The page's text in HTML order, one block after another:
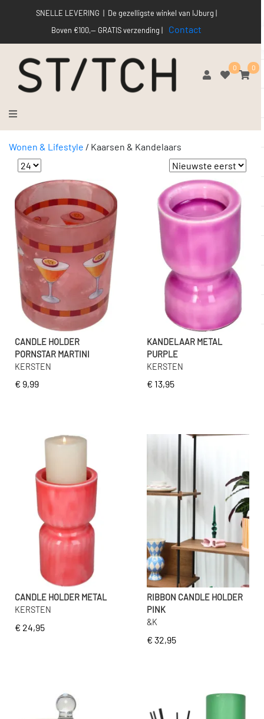
SNELLE LEVERING | De gezelligste winkel van IJburg |
Boven €100,-- GRATIS verzending |
Contact
0 0
Wonen & Lifestyle / Kaarsen & Kandelaars
CANDLE HOLDER
PORNSTAR MARTINI
KERSTEN
€ 9,99
KANDELAAR METAL
PURPLE
KERSTEN
€ 13,95
CANDLE HOLDER METAL
KERSTEN
€ 24,95
RIBBON CANDLE HOLDER
PINK
&K
€ 32,95